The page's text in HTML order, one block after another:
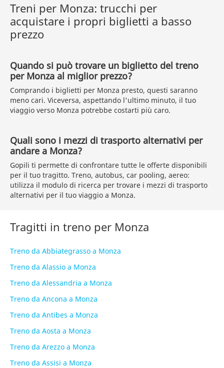
Treni per Monza: trucchi per
acquistare i propri biglietti a basso
prezzo
Quando si può trovare un biglietto del treno
per Monza al miglior prezzo?
Comprando i biglietti per Monza presto, questi saranno
meno cari. Viceversa, aspettando l'ultimo minuto, il tuo
viaggio verso Monza potrebbe costarti più caro.
Quali sono i mezzi di trasporto alternativi per
andare a Monza?
Gopili ti permette di confrontare tutte le offerte disponibili
per il tuo tragitto. Treno, autobus, car pooling, aereo:
utilizza il modulo di ricerca per trovare i mezzi di trasporto
alternativi per il tuo viaggio a Monza.
Tragitti in treno per Monza
Treno da Abbiategrasso a Monza
Treno da Alassio a Monza
Treno da Alessandria a Monza
Treno da Ancona a Monza
Treno da Antibes a Monza
Treno da Aosta a Monza
Treno da Arezzo a Monza
Treno da Assisi a Monza